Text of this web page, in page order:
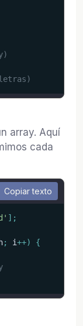
array. Aquí
cada
Copiar texto
] ;
; i++)
{